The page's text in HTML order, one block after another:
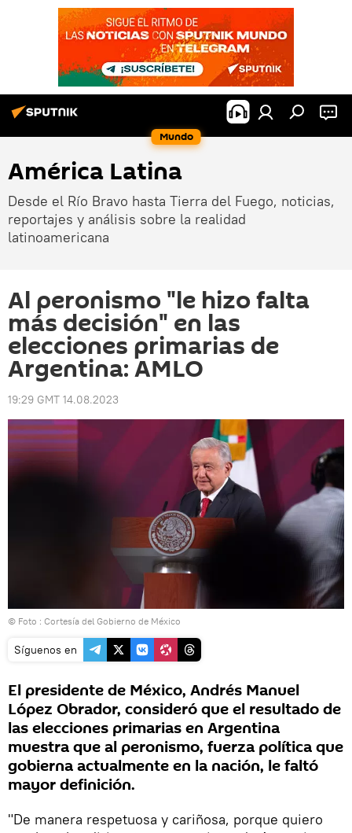
Mundo
América Latina
Desde el Río Bravo hasta Tierra del Fuego, noticias,
reportajes y análisis sobre la realidad
latinoamericana
Al peronismo "le hizo falta
más decisión" en las
elecciones primarias de
Argentina: AMLO
19:29 GMT 14.08.2023
© Foto : Cortesía del Gobierno de México
Síguenos en
El presidente de México, Andrés Manuel
López Obrador, consideró que el resultado de
las elecciones primarias en Argentina
muestra que al peronismo, fuerza política que
gobierna actualmente en la nación, le faltó
mayor definición.
"De manera respetuosa y cariñosa, porque quiero